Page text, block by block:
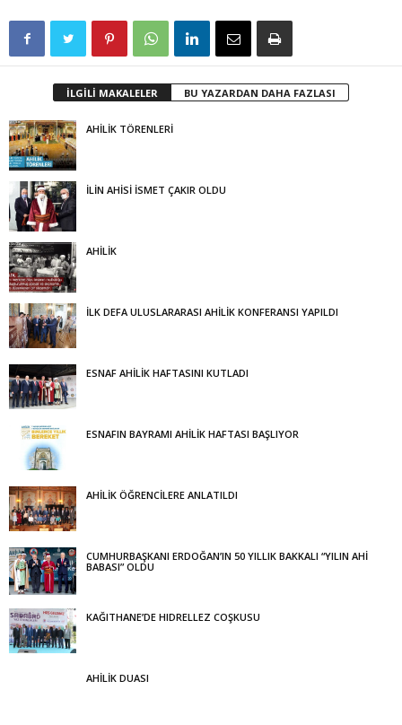
İLGİLİ MAKALELER BU YAZARDAN DAHA FAZLASI
AHİLİK TÖRENLERİ
İLİN AHİSİ İSMET ÇAKIR OLDU
AHİLİK
İLK DEFA ULUSLARARASI AHİLİK KONFERANSI YAPILDI
ESNAF AHİLİK HAFTASINI KUTLADI
ESNAFIN BAYRAMI AHİLİK HAFTASI BAŞLIYOR
AHİLİK ÖĞRENCİLERE ANLATILDI
CUMHURBAŞKANI ERDOĞAN’IN 50 YILLIK BAKKALI “YILIN AHİ
BABASI” OLDU
KAĞITHANE’DE HIDRELLEZ COŞKUSU
AHİLİK DUASI